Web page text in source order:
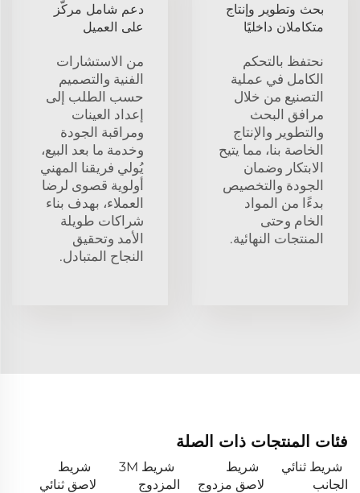
بحث وتطوير وإنتاج
متكاملان داخليًا
نحتفظ بالتحكم
الكامل في عملية
التصنيع من خلال
مرافق البحث
والتطوير والإنتاج
الخاصة بنا، مما يتيح
الابتكار وضمان
الجودة والتخصيص
بدءًا من المواد
الخام وحتى
المنتجات النهائية.
دعم شامل مركّز
على العميل
من الاستشارات
الفنية والتصميم
حسب الطلب إلى
إعداد العينات
ومراقبة الجودة
وخدمة ما بعد البيع،
يُولي فريقنا المهني
أولوية قصوى لرضا
العملاء، بهدف بناء
شراكات طويلة
الأمد وتحقيق
النجاح المتبادل.
فئات المنتجات ذات الصلة
شريط ثنائي
الجانب
شريط
لاصق مزدوج
شريط 3M
المزدوج
شريط
لاصق ثنائي